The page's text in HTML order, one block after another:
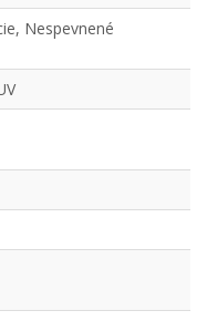
Nespevnené